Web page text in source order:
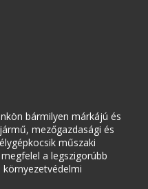
bármilyen márkájú és
mezőgazdasági és
műszaki
a legszigorúbb
környezetvédelmi